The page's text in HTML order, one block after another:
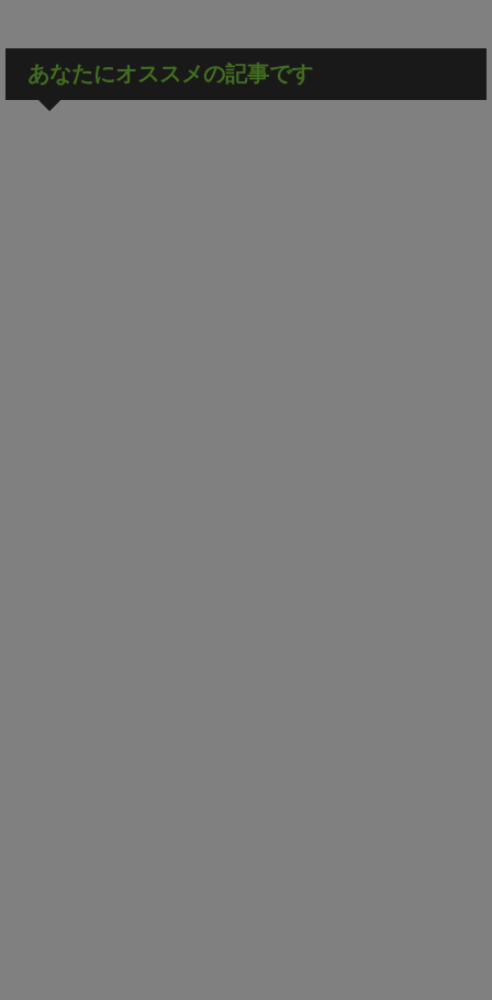
あなたにオススメの記事です